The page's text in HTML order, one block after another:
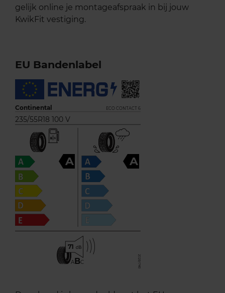
gelijk online je montageafspraak in bij jouw
KwikFit vestiging.
EU Bandenlabel
Continental ECO CONTACT 6
235/55R18 100 V
A A
71
ABC